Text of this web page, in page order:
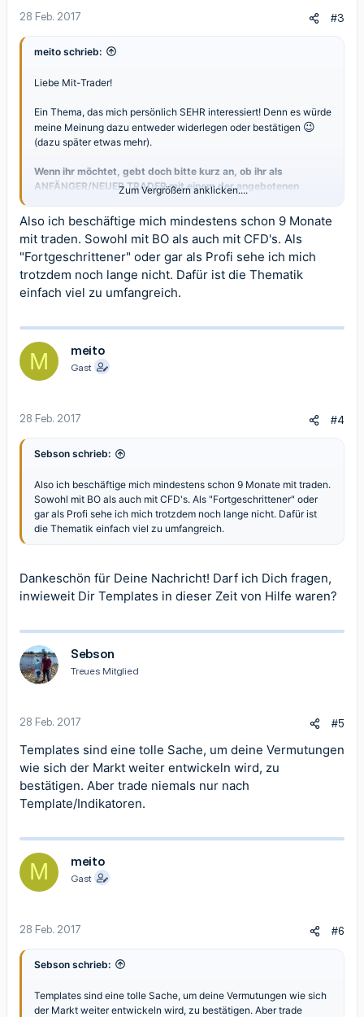
:
28 Feb. 2017 #3
meito schrieb:
Liebe Mit-Trader!
Ein Thema, das mich persönlich SEHR interessiert! Denn es würde
meine Meinung dazu entweder widerlegen oder bestätigen 😉
(dazu später etwas mehr).
Wenn ihr möchtet, gebt doch bitte kurz an, ob ihr als
ANFÄNGER/NEUER TRADER mit einem der angebotenen
Unter ANFÄNGER/NEUER TRADER verstehe ich, dass ihr keine
große Tradingerfahrung habt. Also ihr nutzt ein Template dieses
Forums als euren Einstieg in den Handel mit Binären Optionen.
Solltet ihr bereits über ein Grundwissen über das Traden verfügen
(also bezüglich Chartanalyse usw.), dann würde ich jemanden
nicht unbedingt als Anfänger bezeichnen.
Unter erfolgreichem Handeln mit einem Template verstehe ich,
dass jemand über einen längeren Zeitraum sein Konto hochtradet,
diesen Gewinn auch hält, und sich auch schon etwas von seinem
Profit z.B. hat auszahlen lassen.
schon mit dem Template abgesetzt habt. Also bezieht sich eure
Trades oder mehr als 50.
Eure Teilnahme an dieser Umfrage würde ich sehr schätzen!
VIELEN DANK!!
P.S.:Persönlich bin ich sehr am Handel von Binären Optionen
interessiert, habe schon einiges ausprobiert. Intensiv die letzten
Zum Vergrößern anklicken....
Also ich beschäftige mich mindestens schon 9 Monate
mit traden. Sowohl mit BO als auch mit CFD's. Als
"Fortgeschrittener" oder gar als Profi sehe ich mich
trotzdem noch lange nicht. Dafür ist die Thematik
einfach viel zu umfangreich.
M meito
Gast
28 Feb. 2017 #4
Sebson schrieb:
Also ich beschäftige mich mindestens schon 9 Monate mit traden.
Sowohl mit BO als auch mit CFD's. Als "Fortgeschrittener" oder
gar als Profi sehe ich mich trotzdem noch lange nicht. Dafür ist
die Thematik einfach viel zu umfangreich.
Dankeschön für Deine Nachricht! Darf ich Dich fragen,
inwieweit Dir Templates in dieser Zeit von Hilfe waren?
Sebson
Treues Mitglied
28 Feb. 2017 #5
Templates sind eine tolle Sache, um deine Vermutungen
wie sich der Markt weiter entwickeln wird, zu
bestätigen. Aber trade niemals nur nach
Template/Indikatoren.
M meito
Gast
28 Feb. 2017 #6
Sebson schrieb:
Templates sind eine tolle Sache, um deine Vermutungen wie sich
der Markt weiter entwickeln wird, zu bestätigen. Aber trade